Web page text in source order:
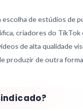
escolha de estúdios de
criadores do
de alta qualidade
produzir de outra